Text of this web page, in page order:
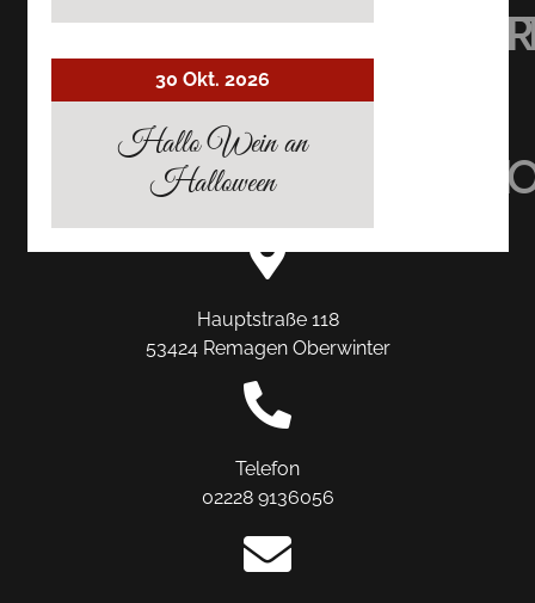
RESTAURANT
AUF
TRIPADVISOR
AUF
INSTAGRAM
AUF
Hauptstraße 118
53424 Remagen Oberwinter
Telefon
02228 9136056
30 Okt. 2026
Hallo Wein an
Halloween